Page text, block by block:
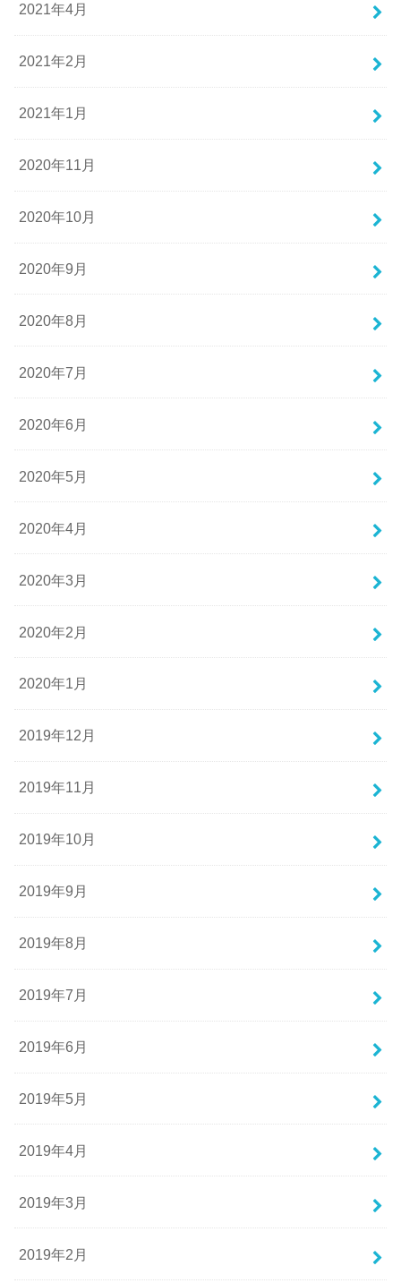
2021年4月
2021年2月
2021年1月
2020年11月
2020年10月
2020年9月
2020年8月
2020年7月
2020年6月
2020年5月
2020年4月
2020年3月
2020年2月
2020年1月
2019年12月
2019年11月
2019年10月
2019年9月
2019年8月
2019年7月
2019年6月
2019年5月
2019年4月
2019年3月
2019年2月